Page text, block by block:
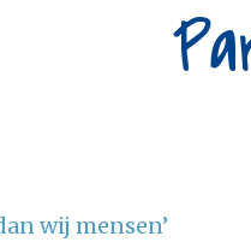
wij mensen’